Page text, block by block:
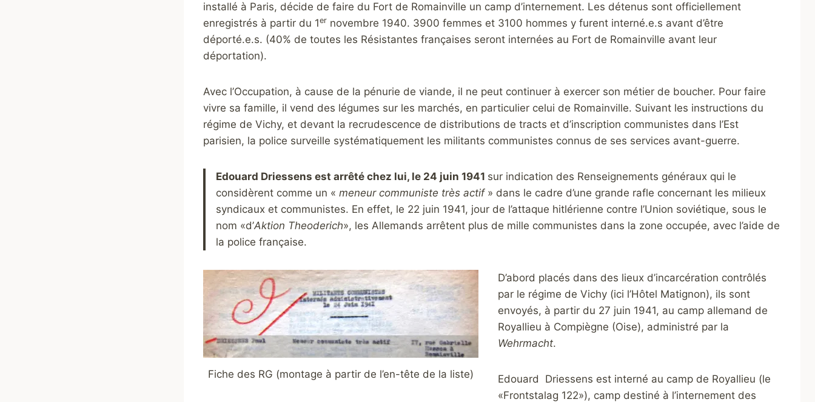
installé à Paris, décide de faire du Fort de Romainville un camp d’internement. Les détenus sont officiellement
enregistrés à partir du 1ernovembre 1940. 3900 femmes et 3100 hommes y furent interné.e.s avant d’être
déporté.e.s. (40% de toutes les Résistantes françaises seront internées au Fort de Romainville avant leur
déportation).
Avec l’Occupation, à cause de la pénurie de viande, il ne peut continuer à exercer son métier de boucher. Pour faire
vivre sa famille, il vend des légumes sur les marchés, en particulier celui de Romainville. Suivant les instructions du
régime de Vichy, et devant la recrudescence de distributions de tracts et d’inscription communistes dans l’Est
parisien, la police surveille systématiquement les militants communistes connus de ses services avant-guerre.
Edouard Driessens est arrêté chez lui, le 24 juin 1941 sur indication des Renseignements généraux qui le
considèrent comme un « meneur communiste très actif» dans le cadre d’une grande rafle concernant les milieux
syndicaux et communistes. En effet, le 22 juin 1941, jour de l’attaque hitlérienne contre l’Union soviétique, sous le
nom «d’Aktion Theoderich», les Allemands arrêtent plus de mille communistes dans la zone occupée, avec l’aide de
la police française.
Fiche des RG (montage à partir de l’en-tête de la liste)
D’abord placés dans des lieux d’incarcération contrôlés
par le régime de Vichy (ici l’Hôtel Matignon), ils sont
envoyés, à partir du 27 juin 1941, au camp allemand de
Royallieu à Compiègne (Oise), administré par la
Wehrmacht.
Edouard Driessens est interné au camp de Royallieu (le
«Frontstalag 122»), camp destiné à l’internement des